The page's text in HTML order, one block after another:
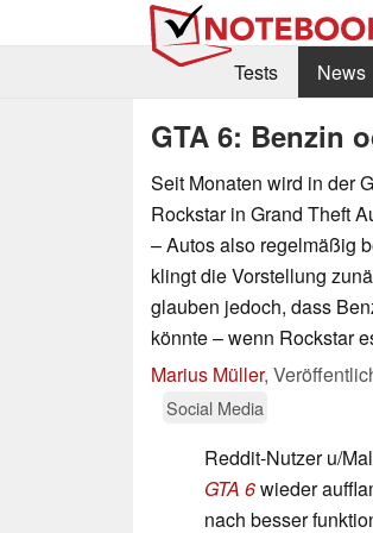
Tests News
GTA 6: Benzin
Seit Monaten wird in der
Rockstar in Grand Theft
– Autos also regelmäßig
klingt die Vorstellung
glauben jedoch, dass
könnte – wenn Rockstar
Marius Müller,
Social Media
Reddit-Nutzer u/
GTA 6wieder
nach besser